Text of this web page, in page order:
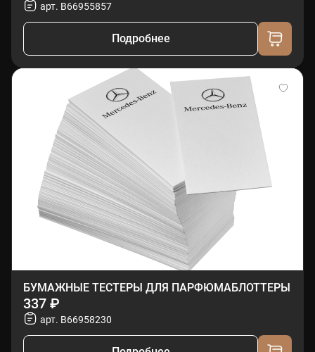
арт. B66955857
Подробнее
БУМАЖНЫЕ ТЕСТЕРЫ ДЛЯ ПАРФЮМАБЛОТТЕРЫ
337 ₽
арт. B66958230